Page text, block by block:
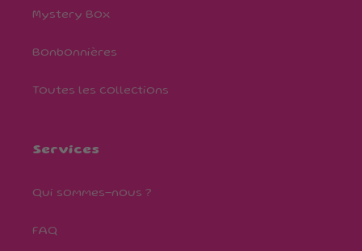
Mystery Box
Bonbonnières
Toutes les collections
Services
Qui sommes-nous ?
FAQ